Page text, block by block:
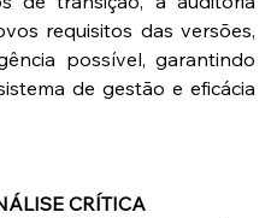
requisitos das versões,
possível, garantindo
de gestão e eficácia
CRÍTICA